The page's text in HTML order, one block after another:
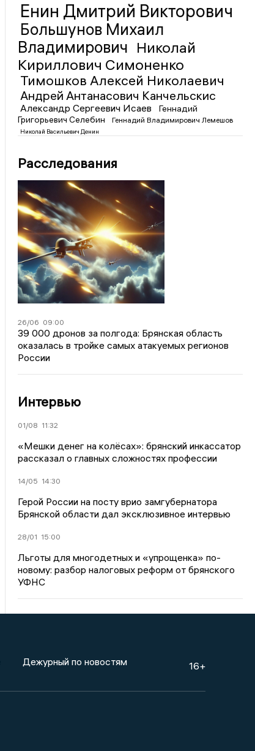
Енин Дмитрий Викторович
Большунов Михаил
Владимирович Николай
Кириллович Симоненко
Тимошков Алексей Николаевич
Андрей Антанасович Канчельскис
Александр Сергеевич Исаев
Геннадий
Григорьевич Селебин
Геннадий Владимирович Лемешов
Николай Васильевич Денин
Расследования
26/06 09:00
39 000 дронов за полгода: Брянская область
оказалась в тройке самых атакуемых регионов
России
Интервью
01/08 11:32
«Мешки денег на колёсах»: брянский инкассатор
рассказал о главных сложностях профессии
14/05 14:30
Герой России на посту врио замгубернатора
Брянской области дал эксклюзивное интервью
28/01 15:00
Льготы для многодетных и «упрощенка» по-
новому: разбор налоговых реформ от брянского
УФНС
Дежурный по новостям 16+